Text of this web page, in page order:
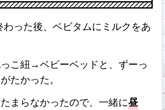
わった後、ベビタムにミルクをあ
こ紐→ベビーベッドと、ずーっ
たかった。
まらなかったので、一緒に昼